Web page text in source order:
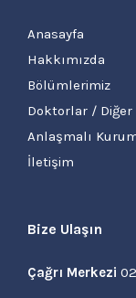
Anasayfa
Hakkımızda
Bölümlerimiz
Doktorlar /
Anlaşmalı
İletişim
Bize Ulaşın
Çağrı Merkezi